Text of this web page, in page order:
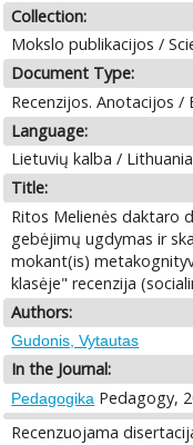
Collection:
Mokslo publikacijos /
Document Type:
Recenzijos. Anotacijos /
Language:
Lietuvių kalba /
Title:
Ritos Melienės daktaro
gebėjimų ugdymas ir
mokant(is)
klasėje" recenzija
Authors:
Gudonis, Vytautas
In the Journal:
Pedagogika Pedagogy,
Recenzuojama